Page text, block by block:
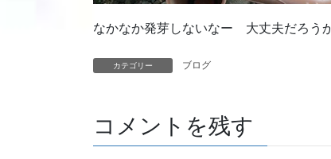
なかなか発芽しないなー 大丈夫だろう
カテゴリー ブログ
コメントを残す